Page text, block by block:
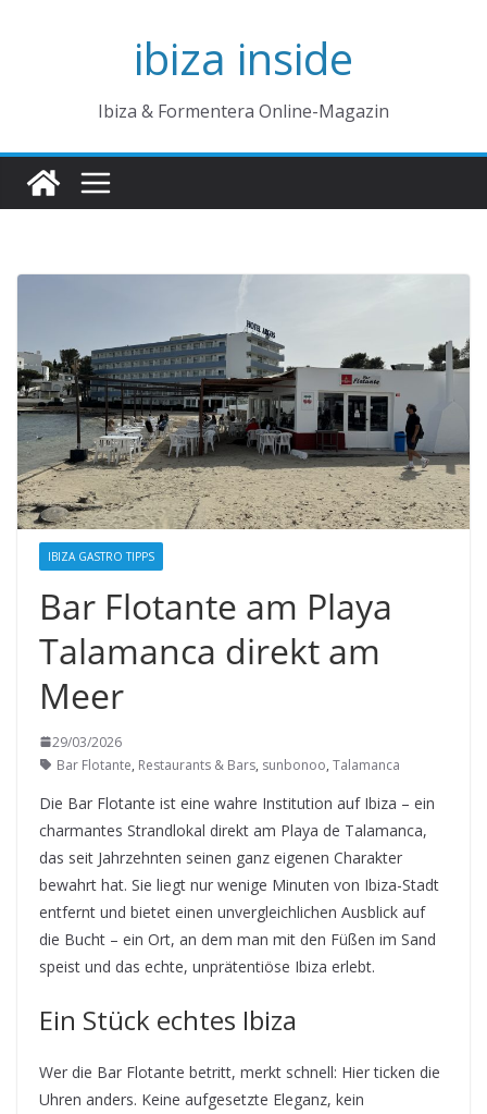
ibiza inside
Ibiza & Formentera Online-Magazin
IBIZA GASTRO TIPPS
Bar Flotante am Playa
Talamanca direkt am
Meer
29/03/2026
Bar Flotante, Restaurants & Bars, sunbonoo, Talamanca
Die Bar Flotante ist eine wahre Institution auf Ibiza – ein
charmantes Strandlokal direkt am Playa de Talamanca,
das seit Jahrzehnten seinen ganz eigenen Charakter
bewahrt hat. Sie liegt nur wenige Minuten von Ibiza-Stadt
entfernt und bietet einen unvergleichlichen Ausblick auf
die Bucht – ein Ort, an dem man mit den Füßen im Sand
speist und das echte, unprätentiöse Ibiza erlebt.
Ein Stück echtes Ibiza
Wer die Bar Flotante betritt, merkt schnell: Hier ticken die
Uhren anders. Keine aufgesetzte Eleganz, kein